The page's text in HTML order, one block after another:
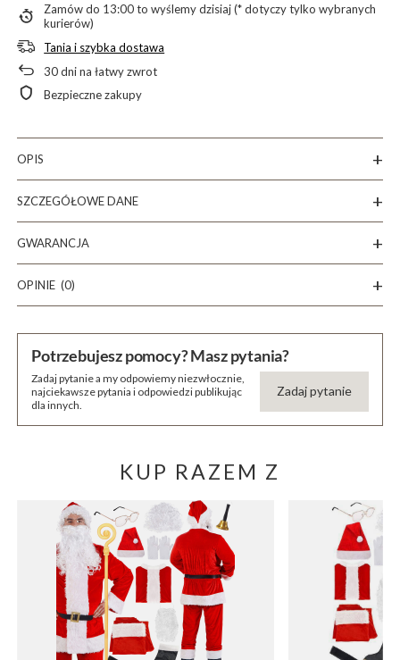
Zamów do 13:00 to wyślemy dzisiaj (* dotyczy tylko wybranych
kurierów)
Tania i szybka dostawa
30dni na łatwy zwrot
Bezpieczne zakupy
OPIS
SZCZEGÓŁOWE DANE
GWARANCJA
OPINIE (0)
Potrzebujesz pomocy? Masz pytania?
Zadaj pytanie a my odpowiemy niezwłocznie,
najciekawsze pytania i odpowiedzi publikując
dla innych.
Zadaj pytanie
KUP RAZEM Z